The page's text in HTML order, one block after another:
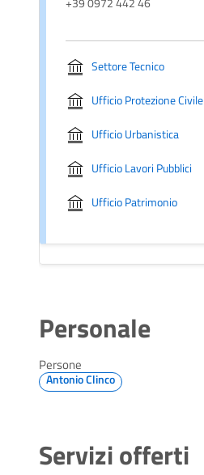
Settore Tecnico
Ufficio Protezione Civile
Ufficio Urbanistica
Ufficio Lavori Pubblici
Ufficio Patrimonio
Personale
Persone
Antonio Clinco
Servizi offerti